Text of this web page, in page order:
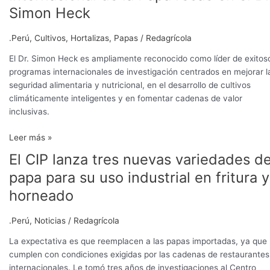
Simon Heck
.Perú, Cultivos, Hortalizas, Papas / Redagrícola
El Dr. Simon Heck es ampliamente reconocido como líder de
programas internacionales de investigación centrados en mejorar
seguridad alimentaria y nutricional, en el desarrollo de cultivos
climáticamente inteligentes y en fomentar cadenas de valor
inclusivas.
Leer más »
El CIP lanza tres nuevas variedades
papa para su uso industrial en fritura y
horneado
.Perú, Noticias / Redagrícola
La expectativa es que reemplacen a las papas importadas, ya que
cumplen con condiciones exigidas por las cadenas de restaurantes
internacionales. Le tomó tres años de investigaciones al Centro
El
lanza
tres
variedades
de
para